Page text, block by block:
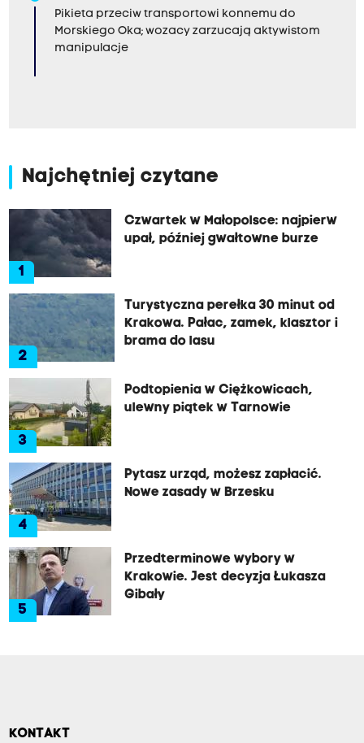
Pikieta przeciw transportowi konnemu do
Morskiego Oka; wozacy zarzucają aktywistom
manipulacje
Najchętniej czytane
1
Czwartek w Małopolsce: najpierw
upał, później gwałtowne burze
2
Turystyczna perełka 30 minut od
Krakowa. Pałac, zamek, klasztor i
brama do lasu
3
Podtopienia w Ciężkowicach,
ulewny piątek w Tarnowie
4
Pytasz urząd, możesz zapłacić.
Nowe zasady w Brzesku
5
Przedterminowe wybory w
Krakowie. Jest decyzja Łukasza
Gibały
KONTAKT